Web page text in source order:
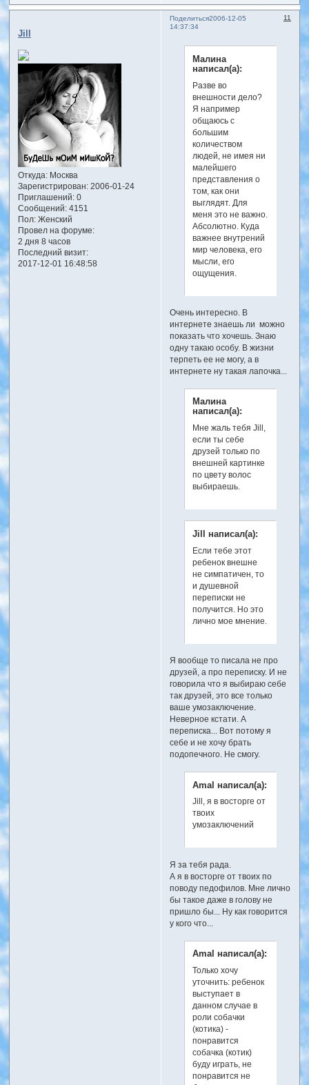
Поделиться 11
2006-12-05
14:37:34
Jill
Откуда:Москва
Зарегистрирован: 2006-01-24
Приглашений:0
Сообщений:4151
Пол:Женский
Провел на форуме:
2 дня 8 часов
Последний визит:
2017-12-01 16:48:58
Малина
написал(а):
Разве во
внешности дело?
Я например
общаюсь с
большим
количеством
людей, не имея ни
малейшего
представления о
том, как они
выглядят. Для
меня это не важно.
Абсолютно. Куда
важнее внутрений
мир человека, его
мысли, его
ощущения.
Очень интересно. В
интернете знаешь ли можно
показать что хочешь. Знаю
одну такаю особу. В жизни
терпеть ее не могу, а в
интернете ну такая лапочка...
Малина
написал(а):
Мне жаль тебя Jill,
если ты себе
друзей только по
внешней картинке
по цвету волос
выбираешь.
Jill написал(а):
Если тебе этот
ребенок внешне
не симпатичен, то
и душевной
переписки не
получится. Но это
лично мое мнение.
Я вообще то писала не про
друзей, а про переписку. И не
говорила что я выбираю себе
так друзей, это все только
ваше умозаключение.
Неверное кстати. А
переписка... Вот потому я
себе и не хочу брать
подопечного. Не смогу.
Amal написал(а):
Jill, я в восторге от
твоих
умозаключений
Я за тебя рада.
А я в восторге от твоих по
поводу педофилов. Мне лично
бы такое даже в голову не
пришло бы... Ну как говорится
у кого что...
Amal написал(а):
Только хочу
уточнить: ребенок
выступает в
данном случае в
роли собачки
(котика) -
понравится
собачка (котик)
буду играть, не
понравится не